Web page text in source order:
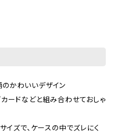
かわいいデザイン
カードなどと組み合わせておしゃ
ズで、ケースの中でズレにく